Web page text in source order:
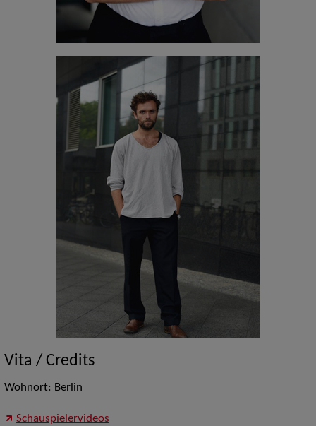
Vita / Credits
Wohnort: Berlin
Schauspielervideos